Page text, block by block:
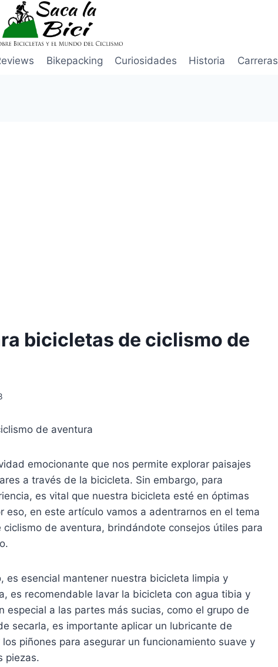
Bikepacking Curiosidades Historia Carreras
bicicletas de ciclismo de
de aventura
emocionante que nos permite explorar paisajes
a través de la bicicleta. Sin embargo, para
es vital que nuestra bicicleta esté en óptimas
eso, en este artículo vamos a adentrarnos en el tema
de aventura, brindándote consejos útiles para
es esencial mantener nuestra bicicleta limpia y
es recomendable lavar la bicicleta con agua tibia y
especial a las partes más sucias, como el grupo de
secarla, es importante aplicar un lubricante de
piñones para asegurar un funcionamiento suave y
piezas.